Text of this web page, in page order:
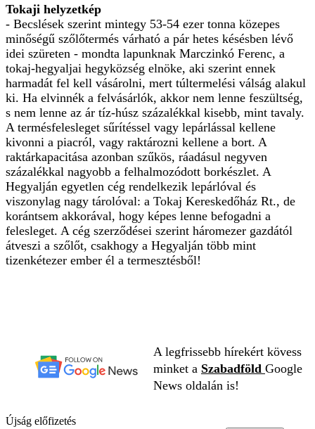
Tokaji helyzetkép
- Becslések szerint mintegy 53-54 ezer tonna közepes
minőségű szőlőtermés várható a pár hetes késésben lévő
idei szüreten - mondta lapunknak Marczinkó Ferenc, a
tokaj-hegyaljai hegyközség elnöke, aki szerint ennek
harmadát fel kell vásárolni, mert túltermelési válság alakul
ki. Ha elvinnék a felvásárlók, akkor nem lenne feszültség,
s nem lenne az ár tíz-húsz százalékkal kisebb, mint tavaly.
A termésfelesleget sűrítéssel vagy lepárlással kellene
kivonni a piacról, vagy raktározni kellene a bort. A
raktárkapacitása azonban szűkös, ráadásul negyven
százalékkal nagyobb a felhalmozódott borkészlet. A
Hegyalján egyetlen cég rendelkezik lepárlóval és
viszonylag nagy tárolóval: a Tokaj Kereskedőház Rt., de
korántsem akkorával, hogy képes lenne befogadni a
felesleget. A cég szerződései szerint háromezer gazdától
átveszi a szőlőt, csakhogy a Hegyalján több mint
tizenkétezer ember él a termesztésből!
A legfrissebb hírekért kövess
minket a Szabadföld Google
News oldalán is!
Újság előfizetés